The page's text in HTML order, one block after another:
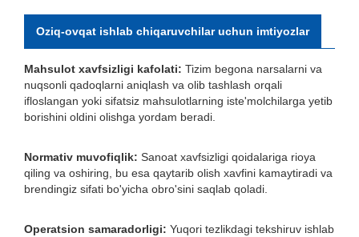
Oziq-ovqat ishlab chiqaruvchilar uchun imtiyozlar
Mahsulot xavfsizligi kafolati: Tizim begona narsalarni va
nuqsonli qadoqlarni aniqlash va olib tashlash orqali
ifloslangan yoki sifatsiz mahsulotlarning iste'molchilarga yetib
borishini oldini olishga yordam beradi.
Normativ muvofiqlik: Sanoat xavfsizligi qoidalariga rioya
qiling va oshiring, bu esa qaytarib olish xavfini kamaytiradi va
brendingiz sifati bo'yicha obro'sini saqlab qoladi.
Operatsion samaradorligi: Yuqori tezlikdagi tekshiruv ishlab